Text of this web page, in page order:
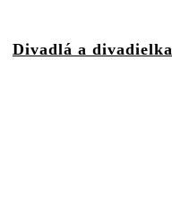
Divadlá a divadielka